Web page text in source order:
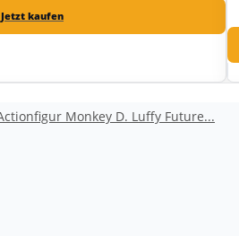
Jetzt kaufen